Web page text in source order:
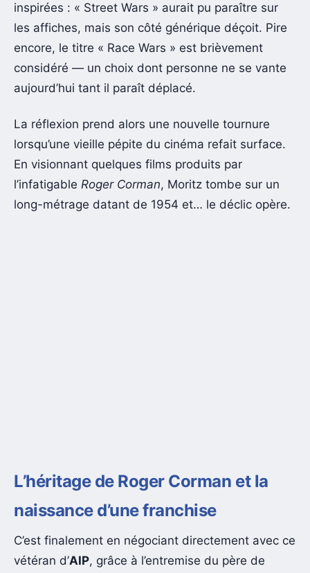
inspirées : « Street Wars » aurait pu paraître sur
les affiches, mais son côté générique déçoit. Pire
encore, le titre « Race Wars » est brièvement
considéré — un choix dont personne ne se vante
aujourd’hui tant il paraît déplacé.
La réflexion prend alors une nouvelle tournure
lorsqu’une vieille pépite du cinéma refait surface.
En visionnant quelques films produits par
l’infatigable Roger Corman, Moritz tombe sur un
long-métrage datant de 1954 et… le déclic opère.
L’héritage de Roger Corman et la
naissance d’une franchise
C’est finalement en négociant directement avec ce
vétéran d’AIP, grâce à l’entremise du père de